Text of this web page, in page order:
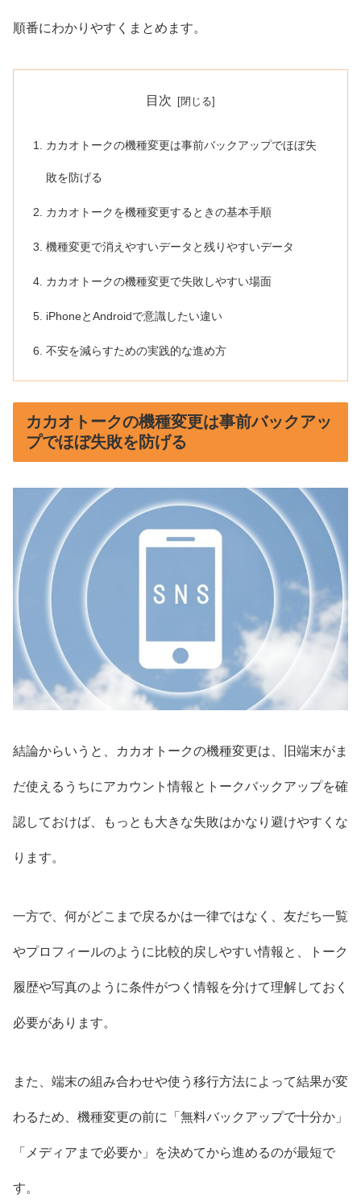
順番にわかりやすくまとめます。
目次
カカオトークの機種変更は事前バックアップでほぼ失
敗を防げる
カカオトークを機種変更するときの基本手順
機種変更で消えやすいデータと残りやすいデータ
カカオトークの機種変更で失敗しやすい場面
iPhoneとAndroidで意識したい違い
不安を減らすための実践的な進め方
カカオトークの機種変更は事前バックアッ
プでほぼ失敗を防げる
結論からいうと、カカオトークの機種変更は、旧端末がま
だ使えるうちにアカウント情報とトークバックアップを確
認しておけば、もっとも大きな失敗はかなり避けやすくな
ります。
一方で、何がどこまで戻るかは一律ではなく、友だち一覧
やプロフィールのように比較的戻しやすい情報と、トーク
履歴や写真のように条件がつく情報を分けて理解しておく
必要があります。
また、端末の組み合わせや使う移行方法によって結果が変
わるため、機種変更の前に「無料バックアップで十分か」
「メディアまで必要か」を決めてから進めるのが最短で
す。